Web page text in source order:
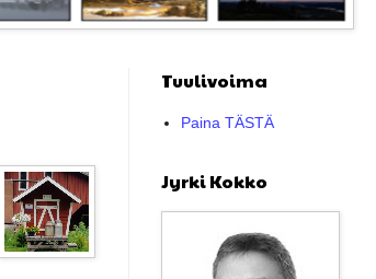
Tuulivoima
Paina TÄSTÄ
Jyrki Kokko